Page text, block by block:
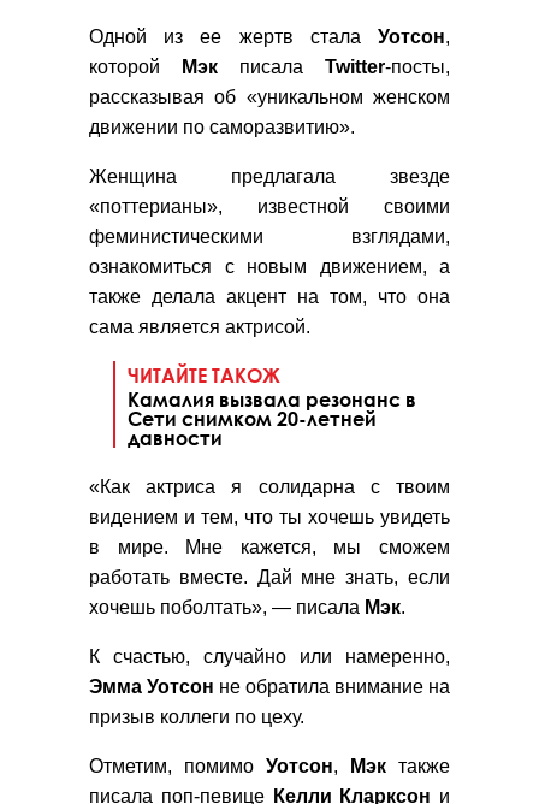
Одной из ее жертв стала Уотсон,
которой
Мэк писала Twitter-посты,
рассказывая об «уникальном женском
движении по саморазвитию».
Женщина предлагала звезде
«поттерианы», известной своими
феминистическими взглядами,
ознакомиться с новым движением, а
также делала акцент на том, что она
сама является актрисой.
ЧИТАЙТЕ ТАКОЖ
Камалия вызвала резонанс в
Сети снимком 20-летней
давности
«Как актриса я солидарна с твоим
видением и тем, что ты хочешь увидеть
в мире. Мне кажется, мы сможем
работать вместе. Дай мне знать, если
хочешь поболтать», — писала Мэк.
К счастью, случайно или намеренно,
Эмма Уотсон не обратила внимание на
призыв коллеги по цеху.
Отметим, помимо Уотсон, Мэк также
писала поп-певице Келли Кларксон и